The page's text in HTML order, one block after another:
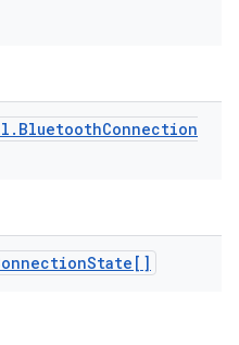
. BluetoothConnection
State[]